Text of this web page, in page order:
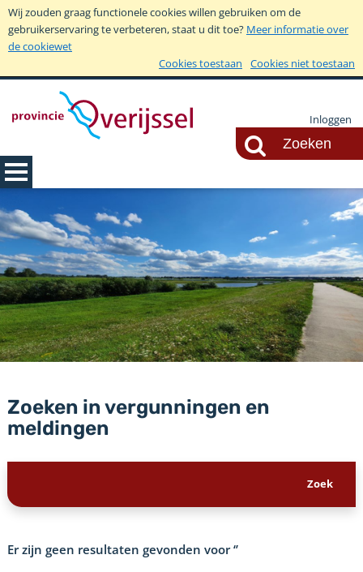
Wij zouden graag functionele cookies willen gebruiken om de
gebruikerservaring te verbeteren, staat u dit toe? Meer informatie over
de cookiewet
Cookies toestaan
Cookies niet toestaan
Inloggen
Zoeken in vergunningen en
meldingen
Er zijn geen resultaten gevonden voor‘’